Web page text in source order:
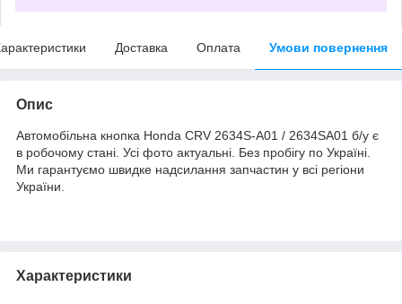
Доставка Оплата Умови повернення
Опис
Автомобільна кнопка Honda CRV 2634S-A01 / 2634SA01 б/у є
в робочому стані. Усі фото актуальні. Без пробігу по Україні.
Ми гарантуємо швидке надсилання запчастин у всі регіони
України.
Характеристики